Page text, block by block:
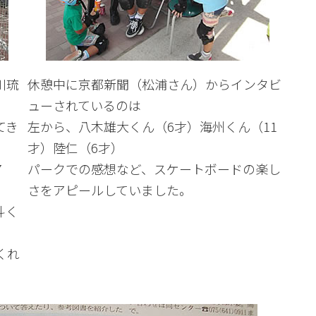
琉
き
れ
休憩中に京都新聞（松浦さん）からインタビ
ューされているのは
左から、八木雄大くん（6才）海州くん（11
才）陸仁（6才）
パークでの感想など、スケートボードの楽し
さをアピールしていました。